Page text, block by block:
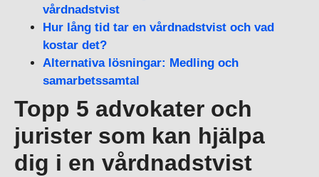
vårdnadstvist
Hur lång tid tar en vårdnadstvist och vad
kostar det?
Alternativa lösningar: Medling och
samarbetssamtal
Topp 5 advokater och
jurister som kan hjälpa
dig i en vårdnadstvist